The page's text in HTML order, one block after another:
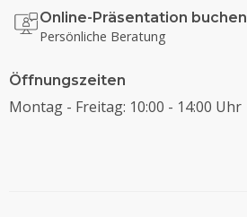
Online-Präsentation buchen
Persönliche Beratung
Öffnungszeiten
Montag - Freitag: 10:00 - 14:00 Uhr